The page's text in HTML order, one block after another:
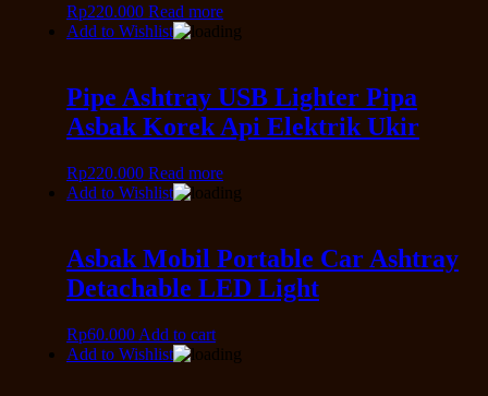
Rp220.000 Read more
Add to Wishlist
Pipe Ashtray USB Lighter Pipa
Asbak Korek Api Elektrik Ukir
Rp220.000 Read more
Add to Wishlist
Asbak Mobil Portable Car Ashtray
Detachable LED Light
Rp60.000 Add to cart
Add to Wishlist